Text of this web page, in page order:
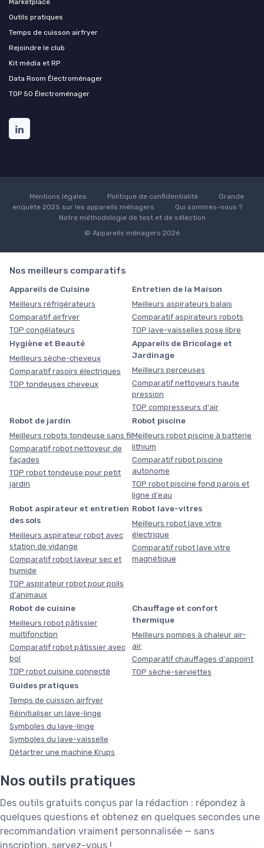
Marketplace
Outils pratiques
Temps de cuisson airfryer
Rejoindre le club
Kit média et RP
Data Room Électroménager
TOP 50 Électroménager
Mentions légales Politique de confidentialité
Grande
enquête 2025 sur les appareils ménagers
Qui sommes-nous ?
Notre méthodologie de test et de sélection
© Appareils ménagers 2026
Nos meilleurs comparatifs
Appareils de Cuisine
Meilleurs réfrigérateurs
Comparatif airfryer
TOP congélateurs
Entretien de la Maison
Meilleurs aspirateurs balais
Comparatif aspirateurs robots
TOP lave-vaisselles pose libre
Hygiène et Beauté
Meilleurs sèche-cheveux
Comparatif rasoirs électriques
TOP tondeuses cheveux
Appareils de Bricolage et
Jardinage
Meilleurs perceuses
Comparatif nettoyeurs haute
pression
TOP compresseurs d'air
Robot de jardin
Meilleurs robots tondeuse sans fil
Comparatif robot nettoyeur de
façades
TOP robot tondeuse pour petit
jardin
Robot piscine
Meilleurs robot piscine à batterie
lithium
Comparatif robot piscine
autonome
TOP robot piscine fond parois et
ligne d'eau
Robot aspirateur et entretien
des sols
Meilleurs aspirateur robot avec
station de vidange
Comparatif robot laveur sec et
humide
TOP aspirateur robot pour poils
d'animaux
Robot lave-vitres
Meilleurs robot lave vitre
électrique
Comparatif robot lave vitre
magnétique
Robot de cuisine
Meilleurs robot pâtissier
multifonction
Comparatif robot pâtissier avec
bol
TOP robot cuisine connecté
Chauffage et confort
thermique
Meilleurs pompes à chaleur air-
air
Comparatif chauffages d'appoint
TOP sèche-serviettes
Guides pratiques
Temps de cuisson airfryer
Réinitialiser un lave-linge
Symboles du lave-linge
Symboles du lave-vaisselle
Détartrer une machine Krups
Nos outils pratiques
Des outils gratuits conçus par la rédaction : répondez à
quelques questions et obtenez en quelques secondes une
recommandation vraiment personnalisée — sans
inscription, servez-vous !